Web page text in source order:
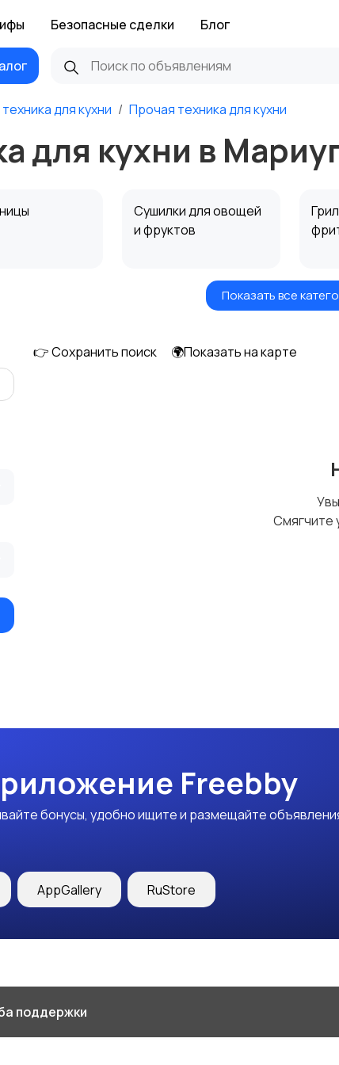
Безопасные сделки Блог
для кухни Прочая техника для кухни
для кухни в
Сушилки для овощей
и фруктов
Мультиварки и
комбайны,
Показать все
👉 Сохранить поиск 🌍Показать на карте
Смягчите
Freebby
бонусы, удобно ищите и размещайте
AppGallery RuStore
поддержки